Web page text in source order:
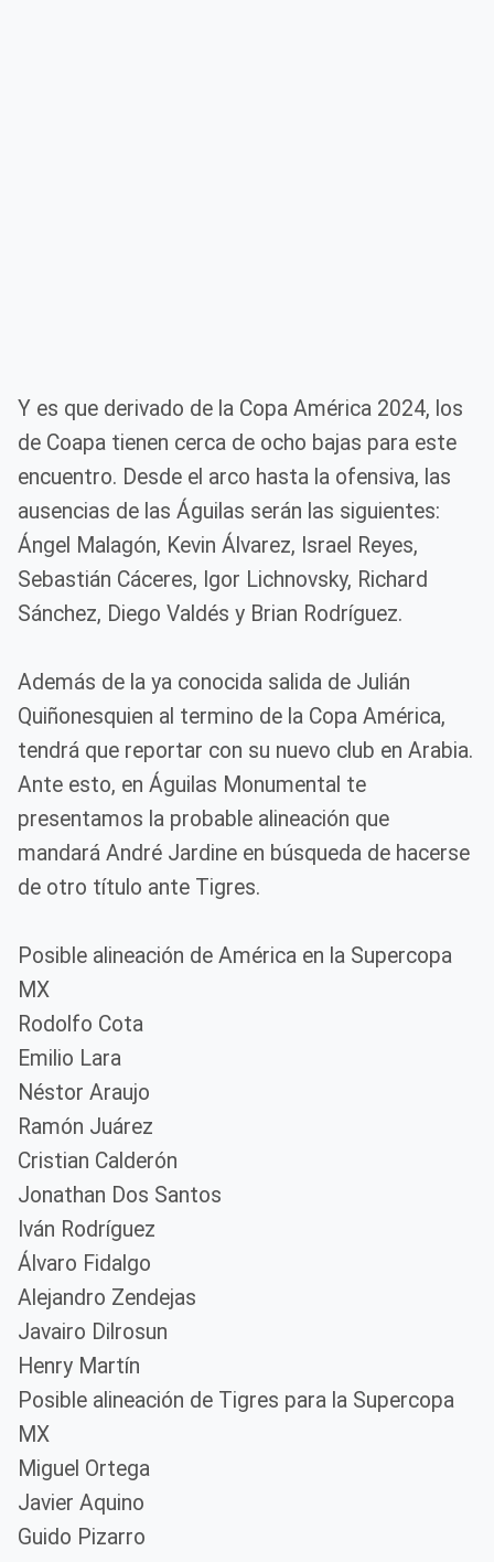
Y es que derivado de la Copa América 2024, los
de Coapa tienen cerca de ocho bajas para este
encuentro. Desde el arco hasta la ofensiva, las
ausencias de las Águilas serán las siguientes:
Ángel Malagón, Kevin Álvarez, Israel Reyes,
Sebastián Cáceres, Igor Lichnovsky, Richard
Sánchez, Diego Valdés y Brian Rodríguez.
Además de la ya conocida salida de Julián
Quiñonesquien al termino de la Copa América,
tendrá que reportar con su nuevo club en Arabia.
Ante esto, en Águilas Monumental te
presentamos la probable alineación que
mandará André Jardine en búsqueda de hacerse
de otro título ante Tigres.
Posible alineación de América en la Supercopa
MX
Rodolfo Cota
Emilio Lara
Néstor Araujo
Ramón Juárez
Cristian Calderón
Jonathan Dos Santos
Iván Rodríguez
Álvaro Fidalgo
Alejandro Zendejas
Javairo Dilrosun
Henry Martín
Posible alineación de Tigres para la Supercopa
MX
Miguel Ortega
Javier Aquino
Guido Pizarro